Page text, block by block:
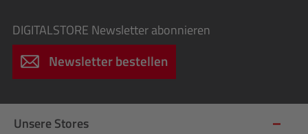
DIGITALSTORE Newsletter abonnieren
Newsletter bestellen
Unsere Stores